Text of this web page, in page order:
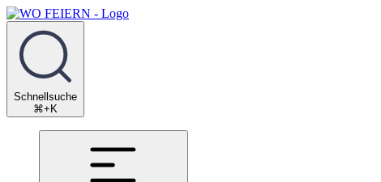
Schnellsuche
⌘+K